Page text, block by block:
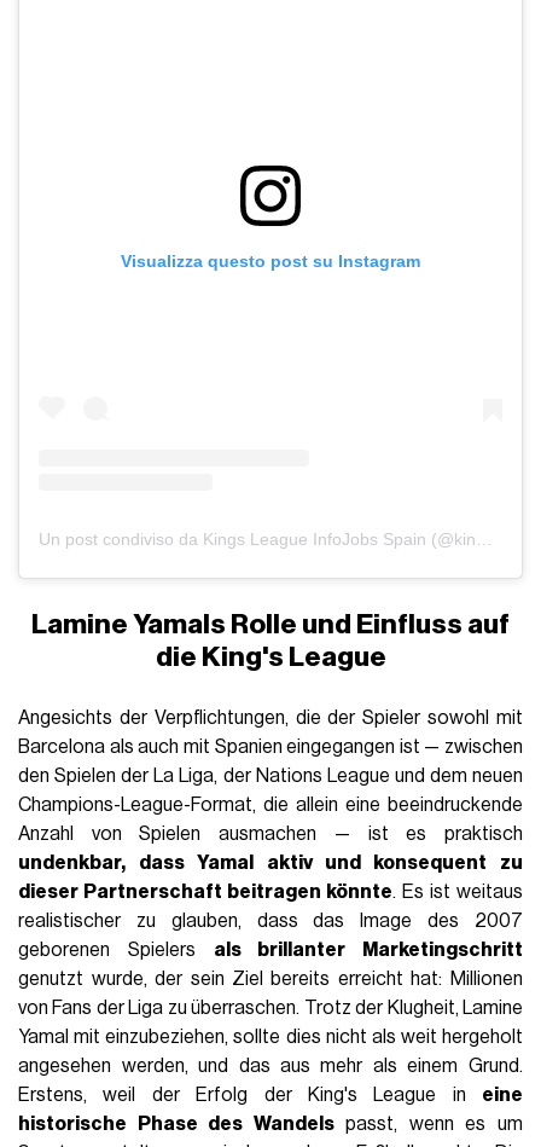
Visualizza questo post su Instagram
Un post condiviso da Kings League InfoJobs Spain (@kingsleague)
Lamine Yamals Rolle und Einfluss auf
die King's League
Angesichts der Verpflichtungen, die der Spieler sowohl mit
Barcelona als auch mit Spanien eingegangen ist — zwischen
den Spielen der La Liga, der Nations League und dem neuen
Champions-League-Format, die allein eine beeindruckende
Anzahl von Spielen ausmachen — ist es praktisch
undenkbar, dass Yamal aktiv und konsequent zu
dieser Partnerschaft beitragen könnte. Es ist weitaus
realistischer zu glauben, dass das Image des 2007
geborenen Spielers als brillanter Marketingschritt
genutzt wurde, der sein Ziel bereits erreicht hat: Millionen
von Fans der Liga zu überraschen. Trotz der Klugheit, Lamine
Yamal mit einzubeziehen, sollte dies nicht als weit hergeholt
angesehen werden, und das aus mehr als einem Grund.
Erstens, weil der Erfolg der King's League in eine
historische Phase des Wandelspasst, wenn es um